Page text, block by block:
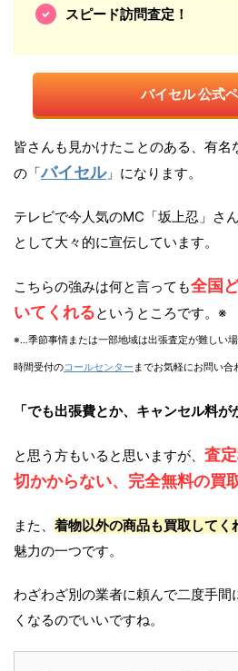
スピード訪問査定！
バイセル 公式
皆さんも見かけたことのある、有名
の「バイセル」になります。
テレビで今人気のMC「坂上忍」さ
として大々的に宣伝しています。
こちらの強みは何と言っても全国
いてくれるというところです。※
※…季節事情または一部地域は出張査定が難しい
時間受付のコールセンター までお気軽にお問い合
「でも出張費とか、キャンセル料が
と思う方もいると思いますが、 査
切かからない、完全無料の買
また、 着物以外の商品も買取してく
魅力の一つです。
わざわざ別の業者に頼んで二度手間
くなるのでいいですね。